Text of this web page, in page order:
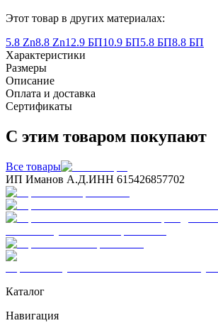
Этот товар в других материалах:
5.8 Zn8.8 Zn12.9 БП10.9 БП5.8 БП8.8 БП
Характеристики
Размеры
Описание
Оплата и доставка
Сертификаты
С этим товаром покупают
Все товары
ИП Иманов А.Д.ИНН 615426857702
Каталог
Навигация